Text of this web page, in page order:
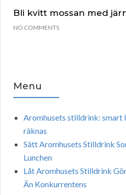
Bli kvitt mossan med
NO COMMENTS
Menu
Aromhusets stilldrink: smart
räknas
Sätt Aromhusets Stilldrink
Lunchen
Låt Aromhusets Stilldrink
Än Konkurrentens